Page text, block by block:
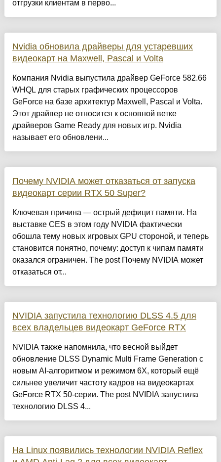
отгрузки клиентам в перво...
Nvidia обновила драйверы для устаревших
видеокарт на Maxwell, Pascal и Volta
Компания Nvidia выпустила драйвер GeForce 582.66
WHQL для старых графических процессоров
GeForce на базе архитектур Maxwell, Pascal и Volta.
Этот драйвер не относится к основной ветке
драйверов Game Ready для новых игр. Nvidia
называет его обновлени...
Почему NVIDIA может отказаться от запуска
видеокарт серии RTX 50 Super?
Ключевая причина — острый дефицит памяти. На
выставке CES в этом году NVIDIA фактически
обошла тему новых игровых GPU стороной, и теперь
становится понятно, почему: доступ к чипам памяти
оказался ограничен. The post Почему NVIDIA может
отказаться от...
NVIDIA запустила технологию DLSS 4.5 для
всех владельцев видеокарт GeForce RTX
NVIDIA также напомнила, что весной выйдет
обновление DLSS Dynamic Multi Frame Generation с
новым AI-алгоритмом и режимом 6X, который ещё
сильнее увеличит частоту кадров на видеокартах
GeForce RTX 50-серии. The post NVIDIA запустила
технологию DLSS 4...
На Linux появились технологии NVIDIA Reflex